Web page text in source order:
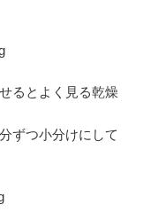
るとよく見る乾燥
ずつ小分けにして